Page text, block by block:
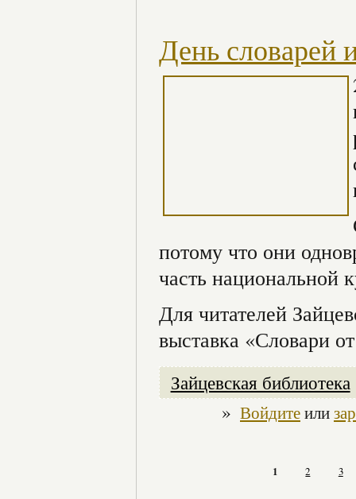
День словарей
потому что они
часть национальной
Для читателей
выставка «Словари
Зайцевская библиотека
» Войдитеили
1 2 3